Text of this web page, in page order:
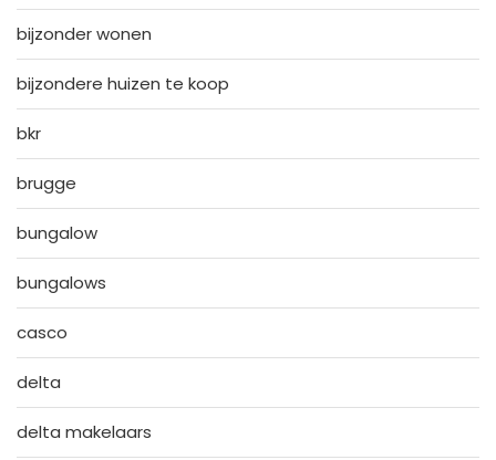
bijzonder wonen
bijzondere huizen te koop
bkr
brugge
bungalow
bungalows
casco
delta
delta makelaars